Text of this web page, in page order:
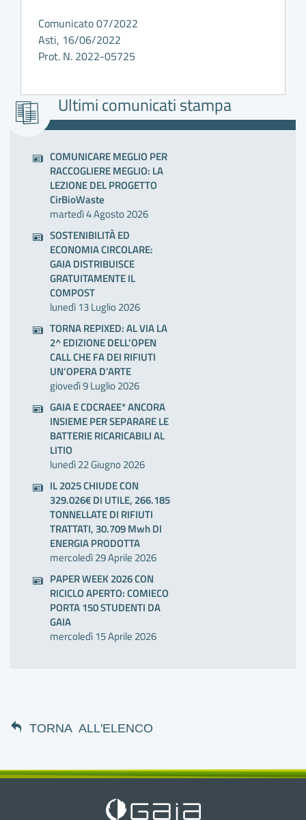
Comunicato 07/2022
Asti, 16/06/2022
Prot. N. 2022-05725
Ultimi comunicati stampa
COMUNICARE MEGLIO PER
RACCOGLIERE MEGLIO: LA
LEZIONE DEL PROGETTO
CirBioWaste
martedì 4 Agosto 2026
SOSTENIBILITÀ ED
ECONOMIA CIRCOLARE:
GAIA DISTRIBUISCE
GRATUITAMENTE IL
COMPOST
lunedì 13 Luglio 2026
TORNA REPIXED: AL VIA LA
2^ EDIZIONE DELL’OPEN
CALL CHE FA DEI RIFIUTI
UN’OPERA D’ARTE
giovedì 9 Luglio 2026
GAIA E CDCRAEE* ANCORA
INSIEME PER SEPARARE LE
BATTERIE RICARICABILI AL
LITIO
lunedì 22 Giugno 2026
IL 2025 CHIUDE CON
329.026€ DI UTILE, 266.185
TONNELLATE DI RIFIUTI
TRATTATI, 30.709 Mwh DI
ENERGIA PRODOTTA
mercoledì 29 Aprile 2026
PAPER WEEK 2026 CON
RICICLO APERTO: COMIECO
PORTA 150 STUDENTI DA
GAIA
mercoledì 15 Aprile 2026
TORNA ALL'ELENCO